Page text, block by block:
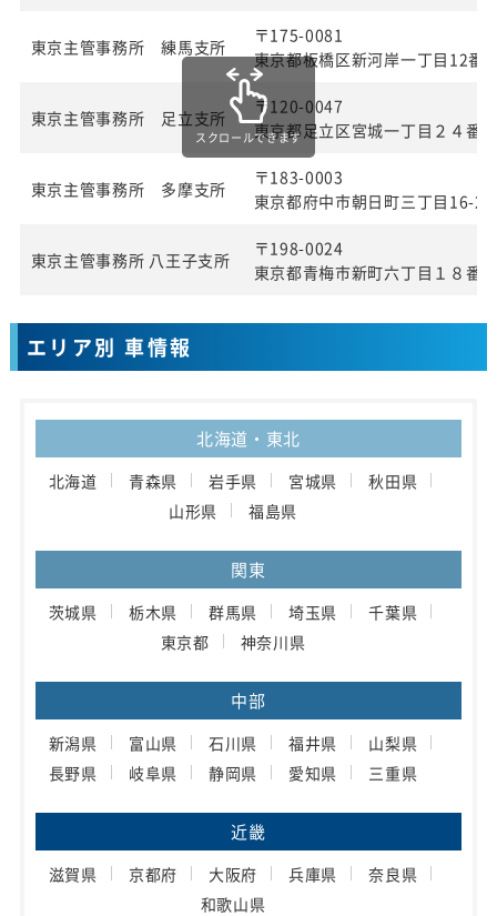
東京主管事務所 練馬支所
〒175-0081
東京都板橋区新河岸一丁目12番
東京主管事務所 足立支所
〒120-0047
東京都足立区宮城一丁目２４番
東京主管事務所 多摩支所
〒183-0003
東京都府中市朝日町三丁目16-22
東京主管事務所 八王子支所
〒198-0024
東京都青梅市新町六丁目１８番
スクロールできます
エリア別 車情報
北海道・東北
北海道 青森県 岩手県 宮城県
秋田県
山形県
福島県
関東
茨城県 栃木県 群馬県 埼玉県
千葉県
東京都
神奈川県
中部
新潟県 富山県 石川県 福井県
山梨県
長野県
岐阜県 静岡県 愛知県 三重県
近畿
滋賀県 京都府 大阪府 兵庫県
奈良県
和歌山県